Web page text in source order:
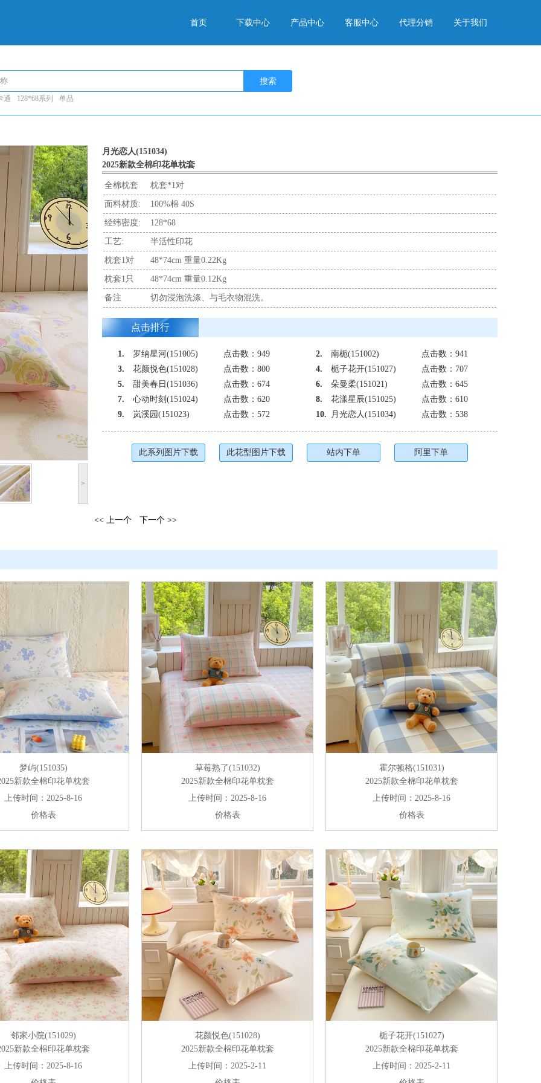
首页 下载中心 产品中心 客服中心 代理分销 关于我们
搜索
通 128*68系列 单品
>
月光恋人(151034)
2025新款全棉印花单枕套
全棉枕套 枕套*1对
面料材质: 100%棉 40S
经纬密度: 128*68
工艺: 半活性印花
枕套1对 48*74cm 重量0.22Kg
枕套1只 48*74cm 重量0.12Kg
备注 切勿浸泡洗涤、与毛衣物混洗。
点击排行
1. 罗纳星河(151005) 点击数：949 2. 南栀(151002)
点击数：941
3.
花颜悦色(151028) 点击数：800 4. 栀子花开(151027)
点击数：707
5.
甜美春日(151036) 点击数：674 6. 朵曼柔(151021)
点击数：645
7.
心动时刻(151024) 点击数：620 8. 花漾星辰(151025)
点击数：610
9.
岚溪园(151023) 点击数：572 10. 月光恋人(151034) 点击数：538
此系列图片下载 此花型图片下载 站内下单 阿里下单
<< 上一个 下一个 >>
梦屿(151035)
新款全棉印花单枕套
上传时间：2025-8-16
价格表
草莓熟了(151032)
2025新款全棉印花单枕套
上传时间：2025-8-16
价格表
霍尔顿格(151031)
2025新款全棉印花单枕套
上传时间：2025-8-16
价格表
邻家小院(151029)
新款全棉印花单枕套
上传时间：2025-8-16
花颜悦色(151028)
2025新款全棉印花单枕套
上传时间：2025-2-11
栀子花开(151027)
2025新款全棉印花单枕套
上传时间：2025-2-11